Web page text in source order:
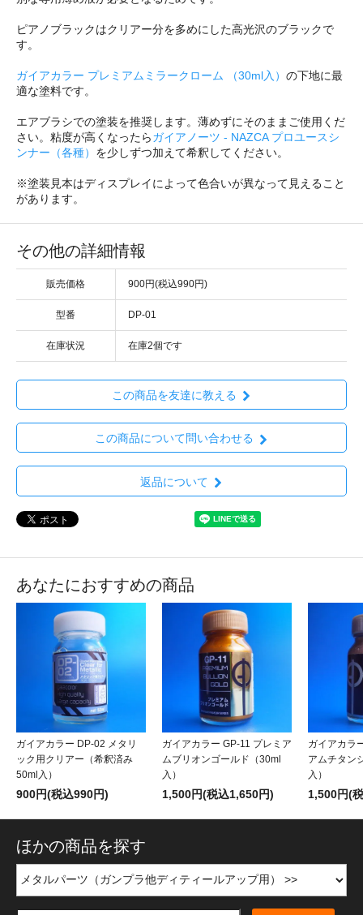
ピアノブラックはクリアー分を多めにした高光沢のブラックで
す。
ガイアカラー プレミアムミラークローム （30ml入） の下地に最
適な塗料です。
エアブラシでの塗装を推奨します。薄めずにそのままご使用くだ
さい。粘度が高くなったらガイアノーツ - NAZCA プロユースシ
ンナー（各種） を少しずつ加えて希釈してください。
※塗装見本はディスプレイによって色合いが異なって見えること
があります。
その他の詳細情報
販売価格 900円(税込990円)
型番 DP-01
在庫状況 在庫2個です
この商品を友達に教える
この商品について問い合わせる
返品について
あなたにおすすめの商品
ガイアカラー DP-02 メタリ
ック用クリアー（希釈済み
50ml入）
900円(税込990円)
ガイアカラー GP-11 プレミア
ムブリオンゴールド（30ml
入）
1,500円(税込1,650円)
ガイアカラ
アムチタン
入）
1,500円(
ほかの商品を探す